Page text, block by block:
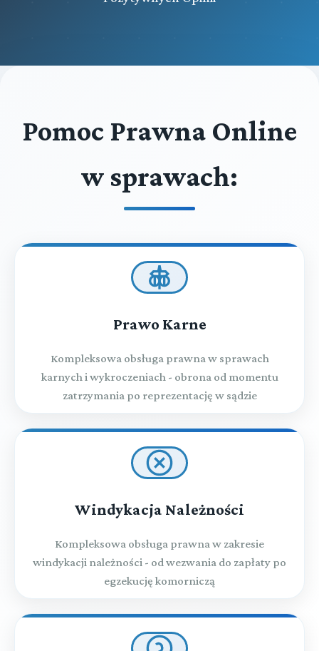
Pomoc Prawna Online
w sprawach:
Prawo Karne
Kompleksowa obsługa prawna w sprawach
karnych i wykroczeniach - obrona od momentu
zatrzymania po reprezentację w sądzie
Windykacja Należności
Kompleksowa obsługa prawna w zakresie
windykacji należności - od wezwania do zapłaty po
egzekucję komorniczą